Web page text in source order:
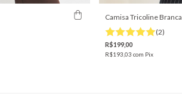
Camisa Tricoline Branca
(2)
R$199,00
R$193,03 com Pix